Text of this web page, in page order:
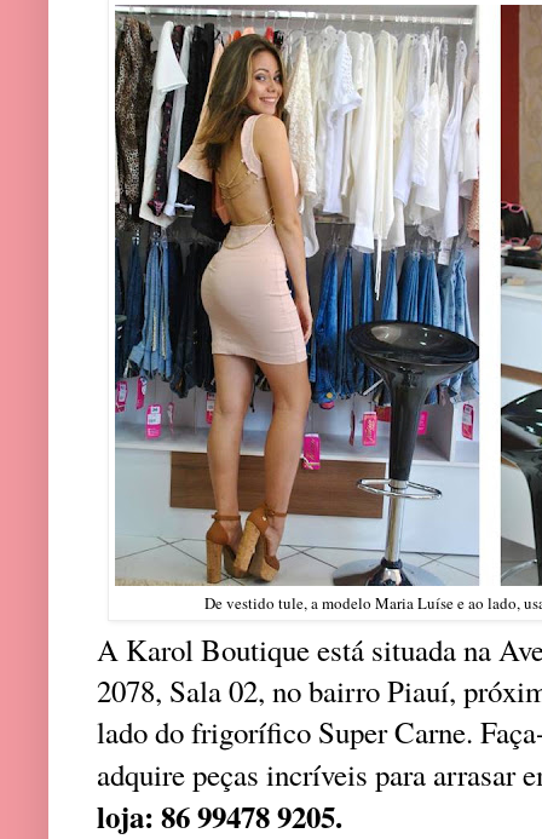
De vestido tule, a modelo Maria Luíse e ao lado,
A Karol Boutique está situada na
2078, Sala 02, no bairro Piauí,
lado do frigorífico Super Carne.
adquire peças incríveis para arrasar
loja:86 99478 9205.